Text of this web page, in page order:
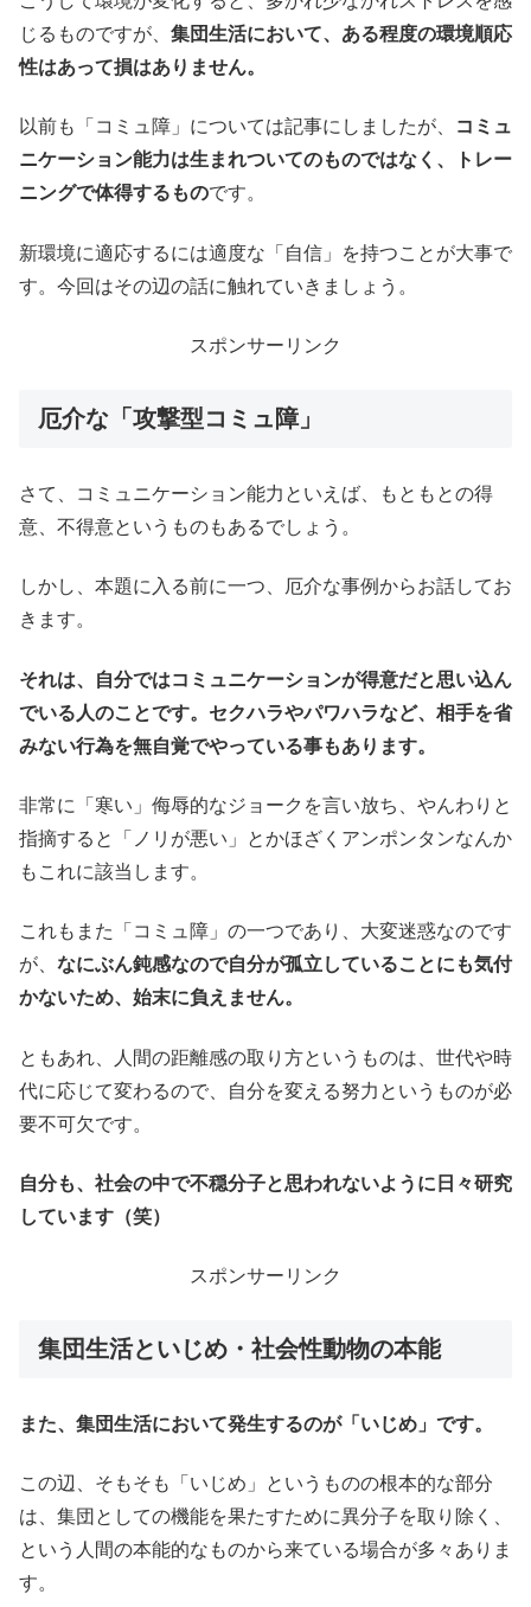
じるものですが、 集団生活において、ある程度の環境順応
性はあって損はありません。
以前も「コミュ障」については記事にしましたが、
コミュ
ニケーション能力は生まれついてのものではなく、トレー
ニングで体得するものです。
新環境に適応するには適度な「自信」を持つことが大事で
す。今回はその辺の話に触れていきましょう。
スポンサーリンク
厄介な「攻撃型コミュ障」
さて、コミュニケーション能力といえば、もともとの得
意、不得意というものもあるでしょう。
しかし、本題に入る前に一つ、厄介な事例からお話してお
きます。
それは、自分ではコミュニケーションが得意だと思い込ん
でいる人のことです。セクハラやパワハラなど、相手を省
みない行為を無自覚でやっている事もあります。
非常に「寒い」侮辱的なジョークを言い放ち、やんわりと
指摘すると「ノリが悪い」とかほざくアンポンタンなんか
もこれに該当します。
これもまた「コミュ障」の一つであり、大変迷惑なのです
が、 なにぶん鈍感なので自分が孤立していることにも気付
かないため、始末に負えません。
ともあれ、人間の距離感の取り方というものは、世代や時
代に応じて変わるので、自分を変える努力というものが必
要不可欠です。
自分も、社会の中で不穏分子と思われないように日々研究
しています（笑）
スポンサーリンク
集団生活といじめ・社会性動物の本能
また、集団生活において発生するのが「いじめ」です。
この辺、そもそも「いじめ」というものの根本的な部分
は、集団としての機能を果たすために異分子を取り除く、
という人間の本能的なものから来ている場合が多々ありま
す。